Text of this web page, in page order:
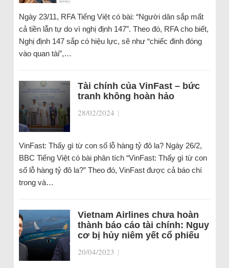
Ngày 23/11, RFA Tiếng Việt có bài: “Người dân sắp mất
cả tiền lẫn tự do vì nghị định 147”. Theo đó, RFA cho biết,
Nghị định 147 sắp có hiệu lực, sẽ như “chiếc đinh đóng
vào quan tài”,…
Tài chính của VinFast – bức
tranh không hoàn hảo
28/02/2024 |
VinFast: Thấy gì từ con số lỗ hàng tỷ đô la? Ngày 26/2,
BBC Tiếng Việt có bài phân tích “VinFast: Thấy gì từ con
số lỗ hàng tỷ đô la?” Theo đó, VinFast được cả báo chí
trong và…
Vietnam Airlines chưa hoàn
thành báo cáo tài chính: Nguy
cơ bị hủy niêm yết cổ phiếu
20/04/2023 |